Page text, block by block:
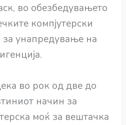
во обезбедувањето
компјутерски
за унапредување на
во рок од две до
начин за
моќ за вештачка